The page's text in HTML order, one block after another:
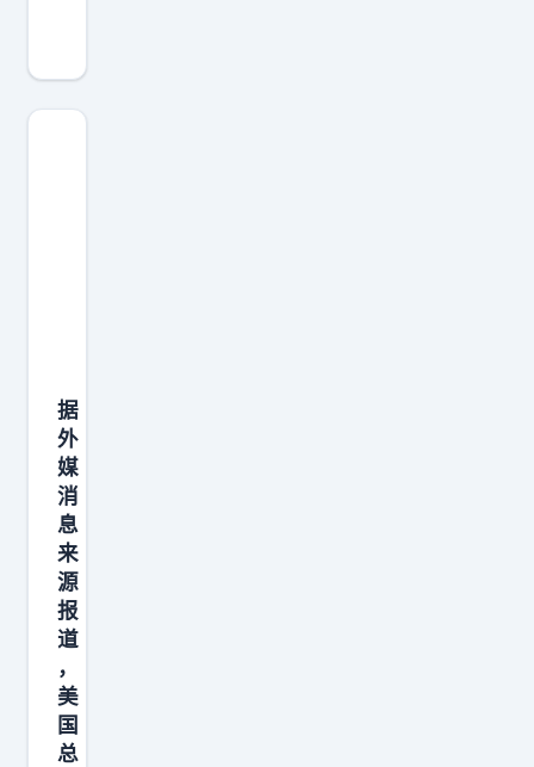
阅
兵
华
，
石
破
茂
亲
自
上
阵
，
打
据
外
媒
消
息
来
源
报
道
，
美
国
总